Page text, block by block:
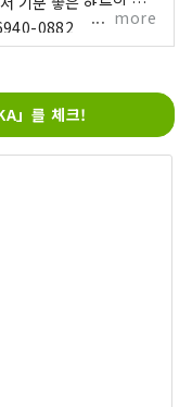
more
」를 체크!